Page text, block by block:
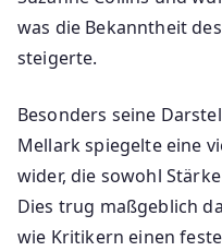
was die Bekanntheit
steigerte.
Besonders seine
Mellark spiegelte eine
wider, die sowohl
Dies trug maßgeblich
wie Kritikern einen